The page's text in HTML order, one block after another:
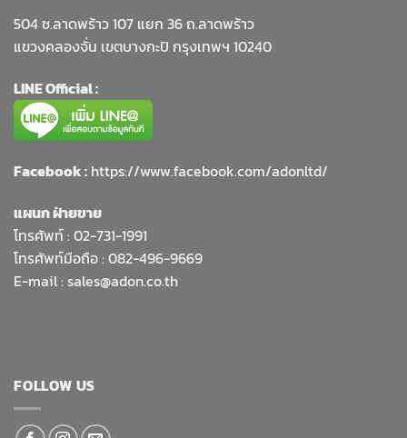
504 ซ.ลาดพร้าว 107 แยก 36 ถ.ลาดพร้าว
แขวงคลองจั่น เขตบางกะปิ กรุงเทพฯ 10240
LINE Official :
Facebook : https://www.facebook.com/adonltd/
แผนก ฝ่ายขาย
โทรศัพท์ : 02-731-1991
โทรศัพท์มือถือ : 082-496-9669
E-mail : sales@adon.co.th
FOLLOW US